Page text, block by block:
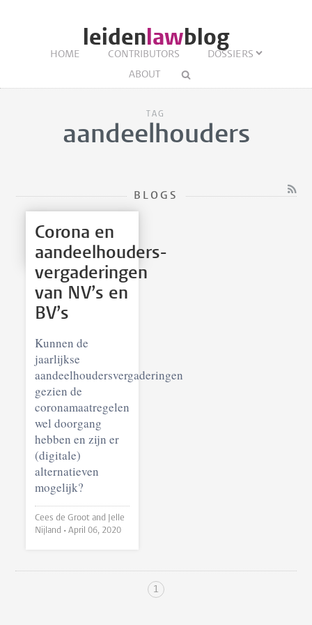
leidenlawblog
HOME CONTRIBUTORS
DOSSIERS
ABOUT
TAG
aandeelhouders
BLOGS
Corona en
aandeelhouders­
vergaderingen
van NV’s en
BV’s
Kunnen de
jaarlijkse
aandeelhoudersvergaderingen
gezien de
coronamaatregelen
wel doorgang
hebben en zijn er
(digitale)
alternatieven
mogelijk?
Cees de Groot and Jelle
Nijland •April 06, 2020
1